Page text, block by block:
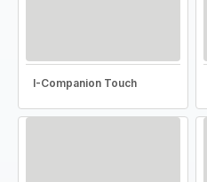
I-Companion Touch